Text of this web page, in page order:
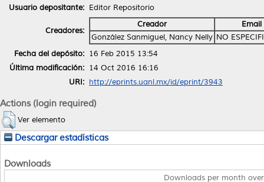
Usuario depositante: Editor Repositorio
Creadores:
Creador
Email
González Sanmiguel, Nancy Nelly NO
Fecha del depósito: 16 Feb 2015 13:54
Última modificación: 14 Oct 2016 16:16
URI: http://eprints.uanl.mx/id/eprint/3943
Actions (login required)
Ver elemento
Descargar estadísticas
Downloads
Downloads per month